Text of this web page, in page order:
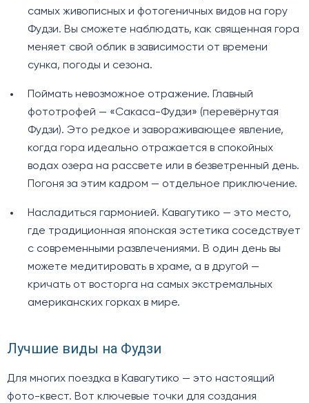
самых живописных и фотогеничных видов на гору
Фудзи. Вы сможете наблюдать, как священная гора
меняет свой облик в зависимости от времени
сунка, погоды и сезона.
Поймать невозможное отражение. Главный
фототрофей — «Сакаса-Фудзи» (перевёрнутая
Фудзи). Это редкое и завораживающее явление,
когда гора идеально отражается в спокойных
водах озера на рассвете или в безветренный день.
Погоня за этим кадром — отдельное приключение.
Насладиться гармонией. Кавагутико — это место,
где традиционная японская эстетика соседствует
с современными развлечениями. В один день вы
можете медитировать в храме, а в другой —
кричать от восторга на самых экстремальных
американских горках в мире.
Лучшие виды на Фудзи
Для многих поездка в Кавагутико — это настоящий
фото-квест. Вот ключевые точки для создания